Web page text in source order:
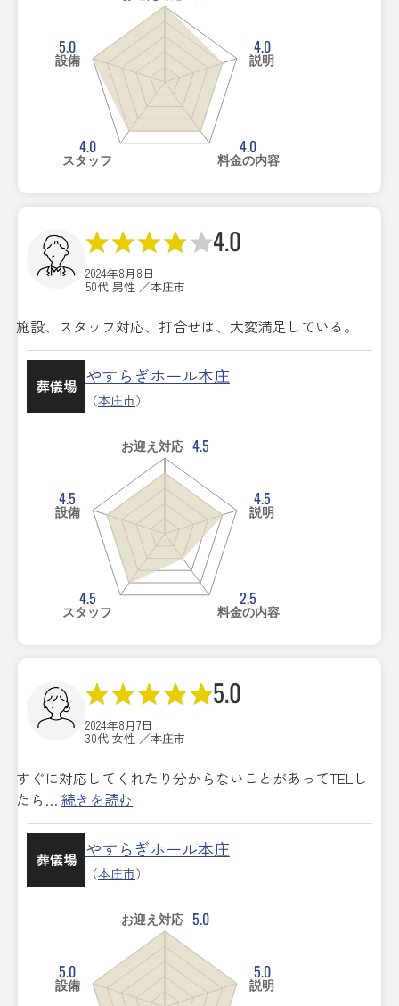
4.0
説明
4.0
料金の内容
4.0
スタッフ
5.0
設備
4.0
2024年8月8日
50代 男性 ／本庄市
施設、スタッフ対応、打合せは、大変満足している。
葬儀場 やすらぎホール本庄
（本庄市）
お迎え対応 4.5
4.5
説明
2.5
料金の内容
4.5
スタッフ
4.5
設備
5.0
2024年8月7日
30代 女性 ／本庄市
すぐに対応してくれたり分からないことがあってTELし
たら… 続きを読む
葬儀場 やすらぎホール本庄
（本庄市）
お迎え対応 5.0
5.0
説明
5.0
設備